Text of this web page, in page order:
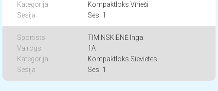
Kompaktloks Vīrieši
Ses. 1
TIMINSKIENĖ Inga
1A
Kompaktloks Sievietes
Ses. 1